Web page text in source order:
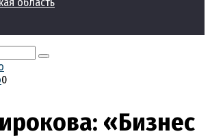
0
«Бизнес